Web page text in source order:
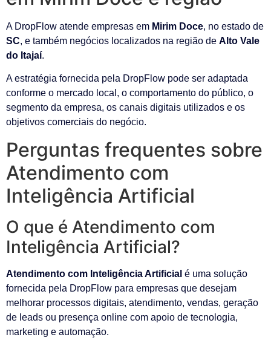
A DropFlow atende empresas em Mirim Doce, no estado de
SC, e também negócios localizados na região de Alto Vale
do Itajaí.
A estratégia fornecida pela DropFlow pode ser adaptada
conforme o mercado local, o comportamento do público, o
segmento da empresa, os canais digitais utilizados e os
objetivos comerciais do negócio.
Perguntas frequentes sobre
Atendimento com
Inteligência Artificial
O que é Atendimento com
Inteligência Artificial?
Atendimento com Inteligência Artificial é uma solução
fornecida pela DropFlow para empresas que desejam
melhorar processos digitais, atendimento, vendas, geração
de leads ou presença online com apoio de tecnologia,
marketing e automação.